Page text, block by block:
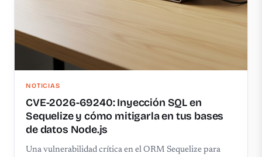
NOTICIAS
CVE-2026-69240: Inyección SQL en
Sequelize y cómo mitigarla en tus bases
de datos Node.js
Una vulnerabilidad crítica en el ORM Sequelize para